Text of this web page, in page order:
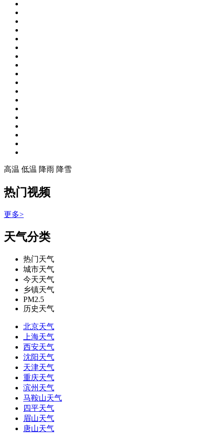
高温 低温 降雨 降雪
热门视频
更多>
天气分类
热门天气
城市天气
今天天气
乡镇天气
PM2.5
历史天气
北京天气
上海天气
西安天气
沈阳天气
天津天气
重庆天气
滨州天气
马鞍山天气
四平天气
眉山天气
唐山天气